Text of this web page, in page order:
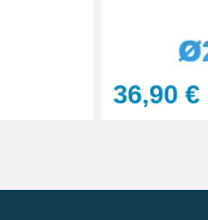
36,90 €